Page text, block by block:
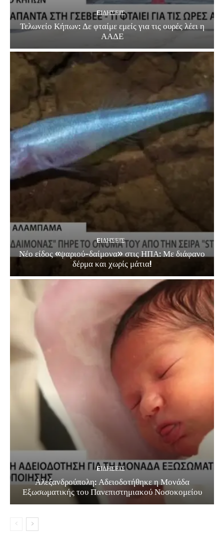
EΙΔΗΣΕΙΣ
Τελωνείο Κήπων: Δε φταίμε εμείς για τις ουρές λέει η
ΑΑΔΕ
EΙΔΗΣΕΙΣ
Νέο είδος «ψαριού-δαίμονα» στις ΗΠΑ: Με διάφανο
δέρμα και χωρίς μάτια!
EΙΔΗΣΕΙΣ
Αλεξανδρούπολη: Αδειοδοτήθηκε η Μονάδα
Εξωσωματικής του Πανεπιστημιακού Νοσοκομείου